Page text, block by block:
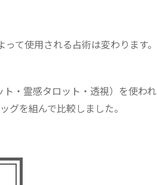
て使用される占術は変わります。
・霊感タロット・透視）を使われ
を組んで比較しました。